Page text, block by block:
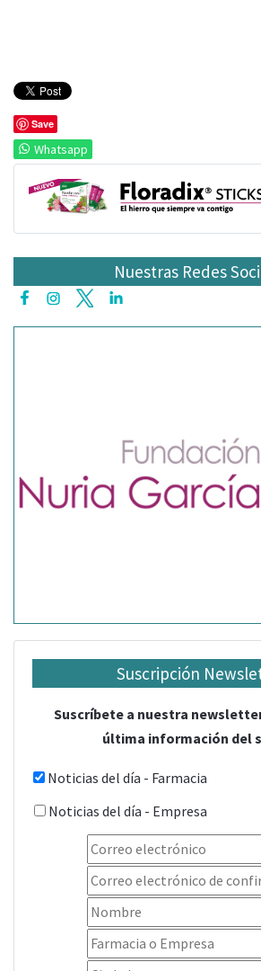
Save
Whatsapp
Nuestras Redes
Suscripción
Suscríbete a nuestra
última información del
Noticias del día - Farmacia
Noticias del día - Empresa